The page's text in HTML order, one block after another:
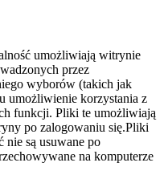
umożliwiają witrynie
przez
wyborów (takich jak
umożliwienie korzystania z
funkcji. Pliki te umożliwiają
po zalogowaniu się.Pliki
nie są usuwane po
na komputerze